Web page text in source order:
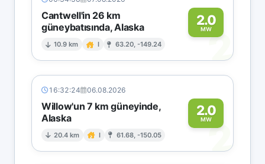
Cantwell'in 26 km
güneybatısında, Alaska
10.9 km I 63.20, -149.24
2.0
MW2
16:32:24 06.08.2026
Willow'un 7 km güneyinde,
Alaska
20.4 km I 61.68, -150.05
2.0
MW2